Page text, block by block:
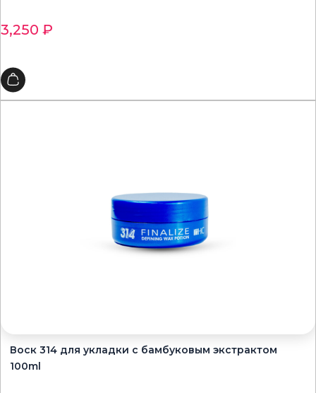
3,250 ₽
Воск 314 для укладки с бамбуковым экстрактом
100ml